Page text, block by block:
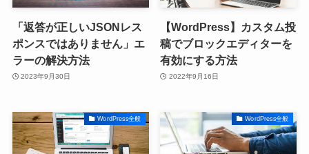
「返答が正しいJSONレス
ポンスではありません」エ
ラーの解決方法
2023年9月30日
【WordPress】カスタム投
稿でブロックエディターを
有効にする方法
2022年9月16日
WordPress全般 WordPress全般